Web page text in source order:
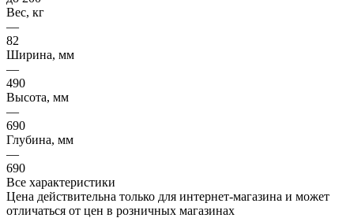
Вес, кг
—
82
Ширина, мм
—
490
Высота, мм
—
690
Глубина, мм
—
690
Все характеристики
Цена действительна только для интернет-магазина и может
отличаться от цен в розничных магазинах